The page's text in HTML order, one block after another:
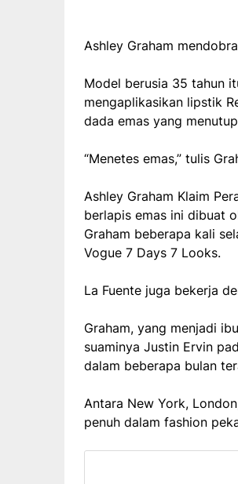
Ashley Graham
Model berusia 35 tahun
mengaplikasikan lipstik
dada emas yang
“Menetes emas,” tulis
Ashley Graham Klaim
berlapis emas ini dibuat
Graham beberapa kali
Vogue 7 Days 7 Looks.
La Fuente juga bekerja
Graham, yang menjadi
suaminya Justin Ervin
dalam beberapa bulan
Antara New York,
penuh dalam fashion